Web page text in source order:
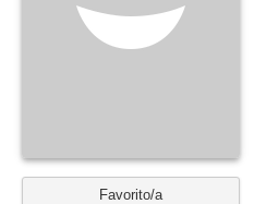
Favorito/a